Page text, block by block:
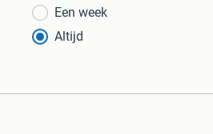
Een week
Altijd